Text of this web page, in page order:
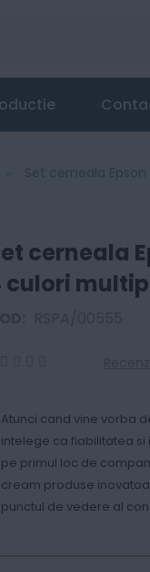
Set cerneala
cerneala
culori
Atunci cand vine vorba
intelege ca fiabilitatea
pe primul loc de
cream produse
punctul de vedere al
337 ml